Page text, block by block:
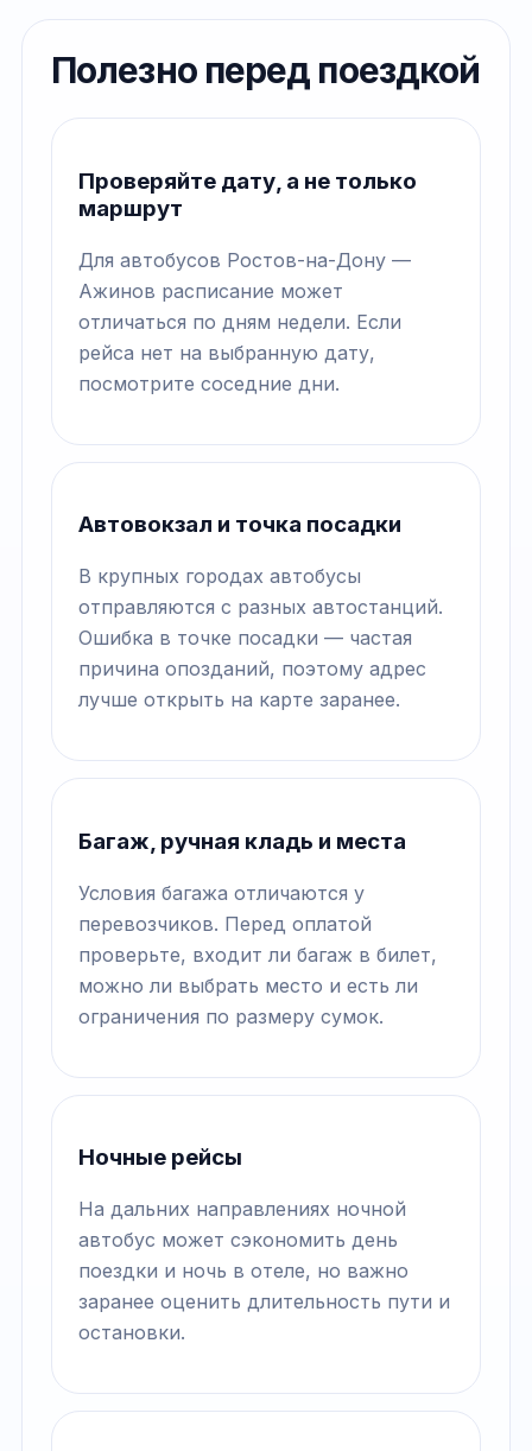
Полезно перед поездкой
Проверяйте дату, а не только
маршрут
Для автобусов Ростов-на-Дону —
Ажинов расписание может
отличаться по дням недели. Если
рейса нет на выбранную дату,
посмотрите соседние дни.
Автовокзал и точка посадки
В крупных городах автобусы
отправляются с разных автостанций.
Ошибка в точке посадки — частая
причина опозданий, поэтому адрес
лучше открыть на карте заранее.
Багаж, ручная кладь и места
Условия багажа отличаются у
перевозчиков. Перед оплатой
проверьте, входит ли багаж в билет,
можно ли выбрать место и есть ли
ограничения по размеру сумок.
Ночные рейсы
На дальних направлениях ночной
автобус может сэкономить день
поездки и ночь в отеле, но важно
заранее оценить длительность пути и
остановки.